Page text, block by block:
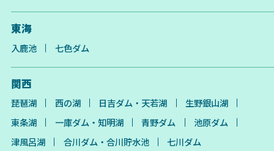
東海
入鹿池 七色ダム
関西
琵琶湖 西の湖 日吉ダム・天若湖
生野銀山湖
東条湖
一庫ダム・知明湖 青野ダム
池原ダム
津風呂湖
合川ダム・合川貯水池 七川ダム